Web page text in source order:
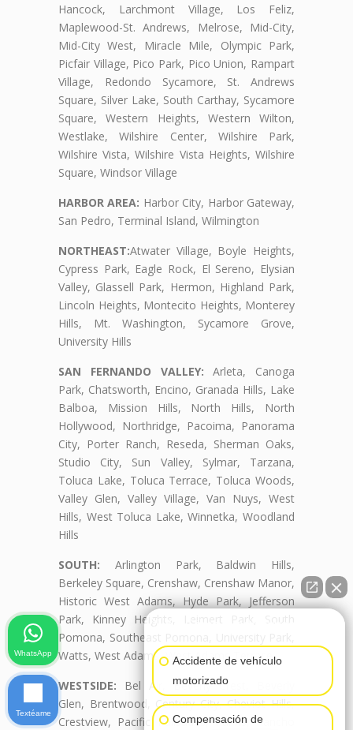
Hancock, Larchmont Village, Los Feliz,
Maplewood-St. Andrews, Melrose, Mid-City,
Mid-City West, Miracle Mile, Olympic Park,
Picfair Village, Pico Park, Pico Union, Rampart
Village, Redondo Sycamore, St. Andrews
Square, Silver Lake, South Carthay, Sycamore
Square, Western Heights, Western Wilton,
Westlake, Wilshire Center, Wilshire Park,
Wilshire Vista, Wilshire Vista Heights, Wilshire
Square, Windsor Village
HARBOR AREA: Harbor City, Harbor Gateway,
San Pedro, Terminal Island, Wilmington
NORTHEAST:Atwater Village, Boyle Heights,
Cypress Park, Eagle Rock, El Sereno, Elysian
Valley, Glassell Park, Hermon, Highland Park,
Lincoln Heights, Montecito Heights, Monterey
Hills, Mt. Washington, Sycamore Grove,
University Hills
SAN FERNANDO VALLEY: Arleta, Canoga
Park, Chatsworth, Encino, Granada Hills, Lake
Balboa, Mission Hills, North Hills, North
Hollywood, Northridge, Pacoima, Panorama
City, Porter Ranch, Reseda, Sherman Oaks,
Studio City, Sun Valley, Sylmar, Tarzana,
Toluca Lake, Toluca Terrace, Toluca Woods,
Valley Glen, Valley Village, Van Nuys, West
Hills, West Toluca Lake, Winnetka, Woodland
Hills
SOUTH: Arlington Park, Baldwin Hills,
Berkeley Square, Crenshaw, Crenshaw Manor,
Historic West Adams, Hyde Park, Jefferson
Park, Kinney Heights, Leimert Park, South
Pomona, Southeast Pomona, University Park,
Watts, West Adams, West Adams Terrace
WESTSIDE: Bel Air, Beverly Crest, Beverly
Glen, Brentwood, Century City, Cheviot Hills,
Crestview, Pacific Palisades, Palms, Rancho
Accidente de vehículo
motorizado
Compensación de
WhatsApp
Textéame